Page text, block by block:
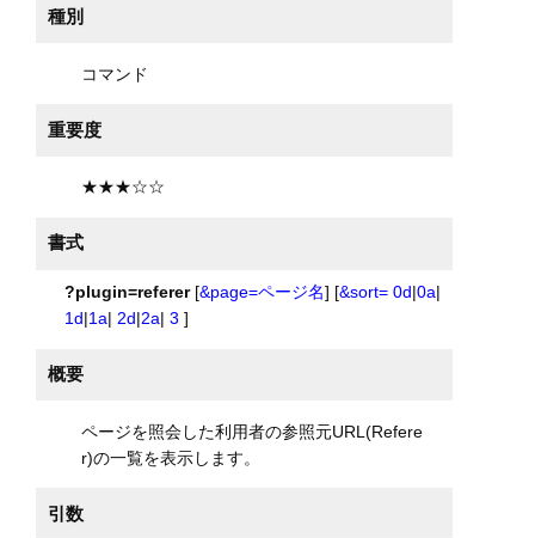
種別
コマンド
重要度
★★★☆☆
書式
?plugin=referer[&page=ページ名] [&sort= 0d|0a|
1d|1a| 2d|2a| 3 ]
概要
ページを照会した利用者の参照元URL(Refere
r)の一覧を表示します。
引数